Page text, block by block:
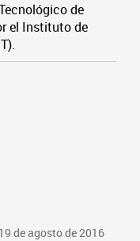
de
el Instituto de
de agosto de 2016